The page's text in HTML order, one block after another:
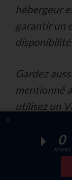
hébergeur
garantir un
Gardez
mentionné
utilisez un
pourrait
La vitesse
mais les
fait faire en
0
JOURS